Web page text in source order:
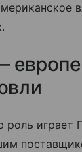
роль играет